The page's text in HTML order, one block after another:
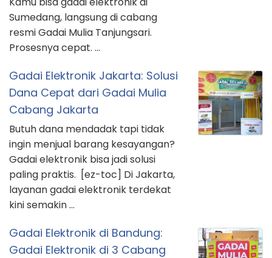
Sumedang, langsung di cabang
resmi Gadai Mulia Tanjungsari.
Prosesnya cepat. …
Gadai Elektronik Jakarta: Solusi
Dana Cepat dari Gadai Mulia
Cabang Jakarta
Butuh dana mendadak tapi tidak
ingin menjual barang kesayangan?
Gadai elektronik bisa jadi solusi
paling praktis. [ez-toc] Di Jakarta,
layanan gadai elektronik terdekat
kini semakin …
Gadai Elektronik di Bandung:
Gadai Elektronik di 3 Cabang